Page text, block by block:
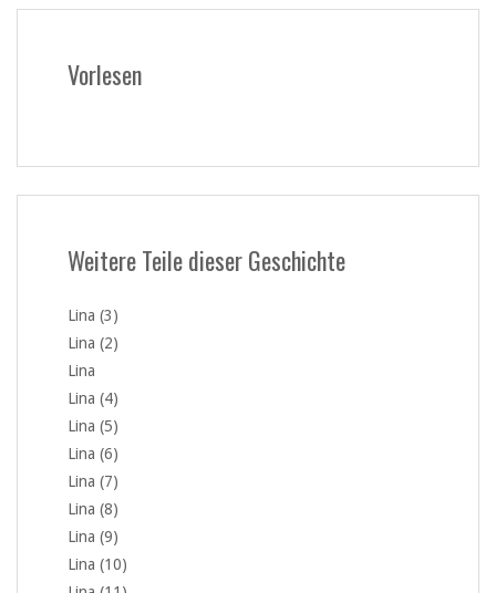
Vorlesen
Weitere Teile dieser Geschichte
Lina (3)
Lina (2)
Lina
Lina (4)
Lina (5)
Lina (6)
Lina (7)
Lina (8)
Lina (9)
Lina (10)